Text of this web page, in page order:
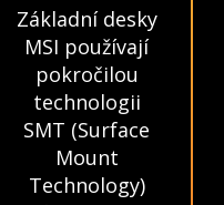
Základní desky
MSI používají
pokročilou
technologii
SMT (Surface
Mount
Technology)